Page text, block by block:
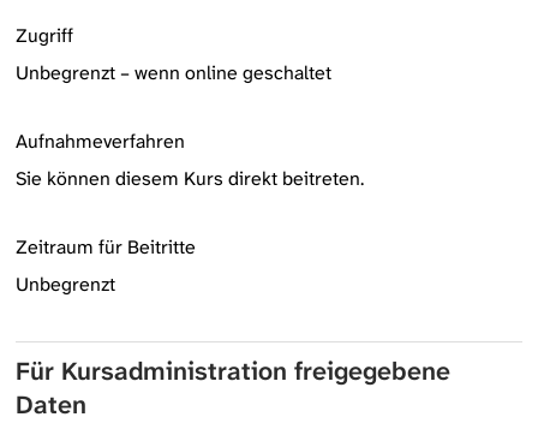
Zugriff
Unbegrenzt – wenn online geschaltet
Aufnahmeverfahren
Sie können diesem Kurs direkt beitreten.
Zeitraum für Beitritte
Unbegrenzt
Für Kursadministration freigegebene
Daten